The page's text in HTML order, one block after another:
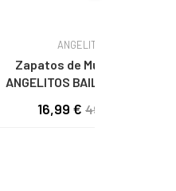
ANGELITOS
Zapatos de Mujer y Niña
ANGELITOS BAILARINA PIEL
16,99 € 49,99 €